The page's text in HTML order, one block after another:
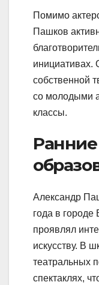
Помимо
Пашков
инициативах.
собственной
со молодыми
классы.
Александр
года в городе
проявлял
искусству. В
театральных
спектаклях,